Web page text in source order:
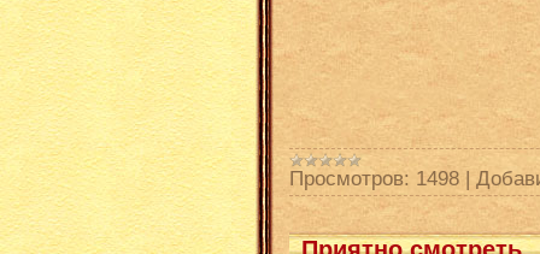
Просмотров: 1498 |